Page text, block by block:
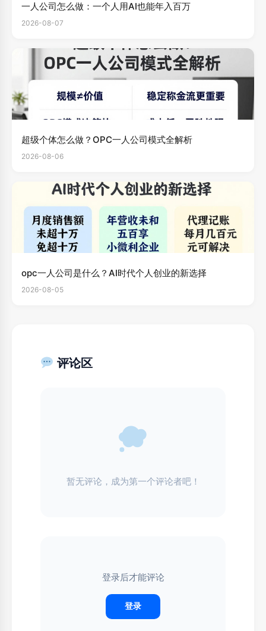
一人公司怎么做：一个人用AI也能年入百万
2026-08-07
超级个体怎么做？OPC一人公司模式全解析
2026-08-06
opc一人公司是什么？AI时代个人创业的新选择
2026-08-05
评论区
暂无评论，成为第一个评论者吧！
登录后才能评论
登录